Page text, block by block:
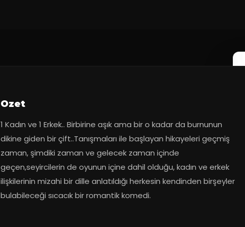
Ozet
1 Kadın ve 1 Erkek.. Birbirine aşık ama bir o kadar da burnunun
dikine giden bir çift..Tanışmaları ile başlayan hikayeleri geçmiş
zaman, şimdiki zaman ve gelecek zaman içinde
geçen,seyircilerin de oyunun içine dahil olduğu, kadın ve erkek
ilişkilerinin mizahi bir dille anlatıldığı herkesin kendinden birşeyler
bulabileceği sıcacık bir romantik komedi.